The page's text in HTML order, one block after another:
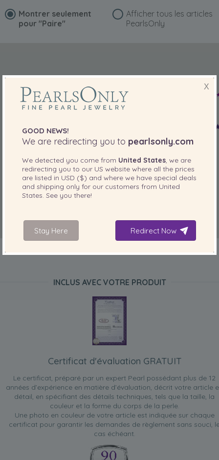
Votre parure sera soigneusement emballée, vous sera livrée
dans son élégant écrin de velours et sera accompagnée de
Montrer seulement
pour "Paire"
Afficher tous les articles
PearlsOnly
INCLUS AVEC VOTRE PRODUIT
Certificat d'évaluation GRATUIT
Le certificat, préparé par un expert Pearl possédant plus de 12
années d’expérience en matière d’évaluation, décrit votre article
détail, en spécifiant des détails techniques, tels que la taille, la
couleur et la forme du corps de la perle.
Une photo en couleur de votre article est indiquée sur chaque
certificat pour garantir les demandes de règlement sans souci,
cas échéant.
X
GOOD NEWS!
We are redirecting you to pearlsonly.com
We detected you come from United States, we are
redirecting you to our US website where all the prices
are listed in USD ($) and where we have special deals
and shipping only for our customers from United
States. See you there!
Stay Here Redirect Now